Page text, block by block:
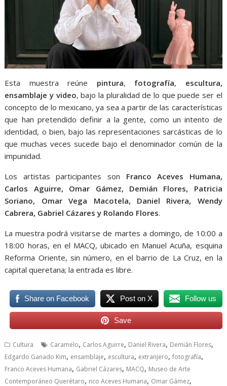
Esta muestra reúne pintura, fotografía, escultura,
ensamblaje y video, bajo la pluralidad de lo que puede ser el
concepto de lo mexicano, ya sea a partir de las características
que han pretendido definir a la gente, como un intento de
identidad, o bien, bajo las representaciones sarcásticas de lo
que muchas veces sucede bajo el denominador común de la
impunidad.
Los artistas participantes son Franco Aceves Humana,
Carlos Aguirre, Omar Gámez, Demián Flores, Patricia
Soriano, Omar Vega Macotela, Daniel Rivera, Wendy
Cabrera, Gabriel Cázares y Rolando Flores.
La muestra podrá visitarse de martes a domingo, de 10:00 a
18:00 horas, en el MACQ, ubicado en Manuel Acuña, esquina
Reforma Oriente, sin número, en el barrio de La Cruz, en la
capital queretana; la entrada es libre.
Share on Facebook Post on X Follow us
Save
Cultura Caramelo, Carlos Aguirre, Daniel Rivera, Demián Flores,
Edgardo Ganado Kim, ensamblaje, escultura, extranjero,fotografía,
Franco Aceves Humana, Gabriel Cázares, MACQ, Museo de Arte
Contemporáneo Querétaro, nco Aceves Humana, Omar Gámez,